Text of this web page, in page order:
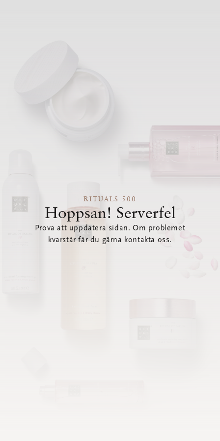
RITUALS 500
Hoppsan! Serverfel
Prova att uppdatera sidan. Om problemet
kvarstår får du gärna kontakta oss.